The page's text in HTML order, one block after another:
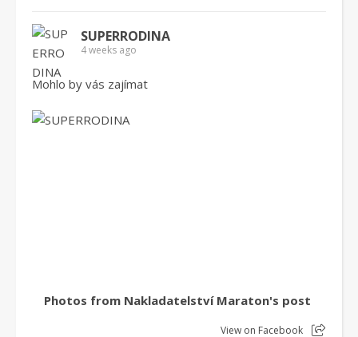
SUPERRODINA
4 weeks ago
Mohlo by vás zajímat
Photos from Nakladatelství Maraton's post
View on Facebook